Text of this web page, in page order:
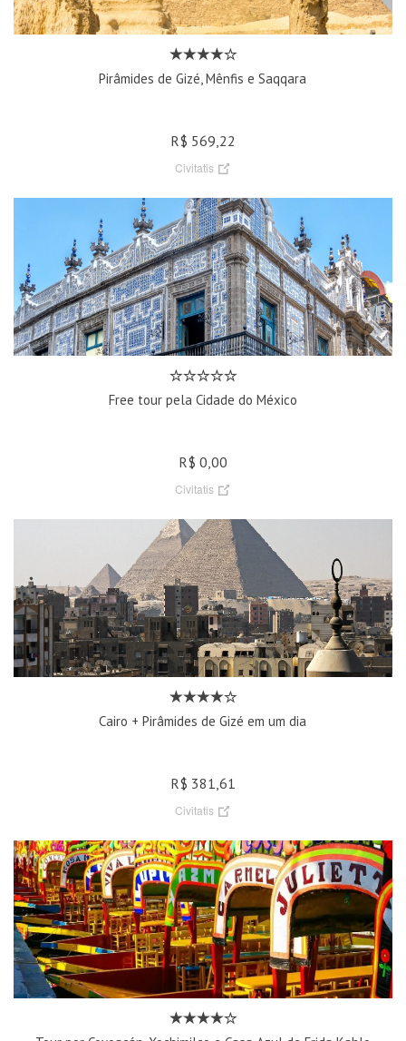
Pirâmides de Gizé, Mênfis e Saqqara
R$ 569,22
Civitatis
Free tour pela Cidade do México
R$ 0,00
Civitatis
Cairo + Pirâmides de Gizé em um dia
R$ 381,61
Civitatis